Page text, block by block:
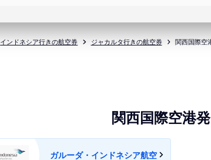
インドネシア行きの航空券 ジャカルタ行きの航空券 関西国際空
関西国際空港
ガルーダ・インドネシア航空